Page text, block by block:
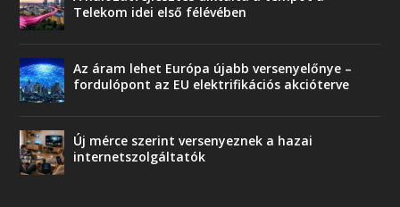
Telekom idei első félévében
Az áram lehet Európa újabb versenyelőnye –
fordulópont az EU elektrifikációs akcióterve
Új mérce szerint versenyeznek a hazai
internetszolgáltatók